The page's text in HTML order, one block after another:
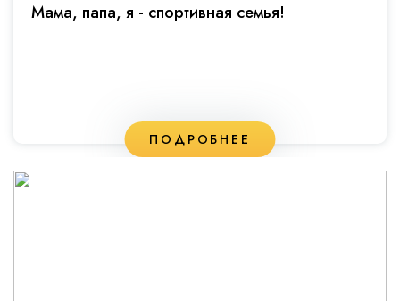
Мама, папа, я - спортивная семья!
ПОДРОБНЕЕ